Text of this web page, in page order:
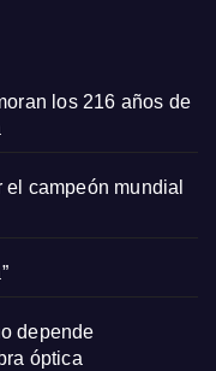
los 216 años de
campeón mundial
depende
óptica